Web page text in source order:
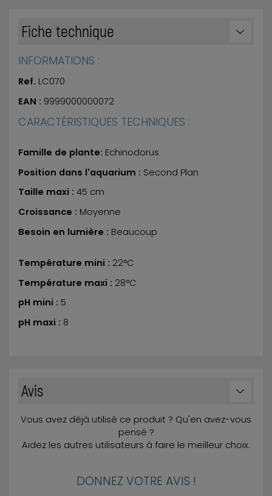
Fiche technique
INFORMATIONS :
Ref. LC070
EAN : 9999000000072
CARACTÉRISTIQUES TECHNIQUES :
Famille de plante: Echinodorus
Position dans l'aquarium : Second Plan
Taille maxi : 45 cm
Croissance : Moyenne
Besoin en lumière : Beaucoup
Température mini : 22°C
Température maxi : 28°C
pH mini : 5
pH maxi : 8
Avis
Vous avez déjà utilisé ce produit ? Qu'en avez-vous
pensé ?
Aidez les autres utilisateurs à faire le meilleur choix.
DONNEZ VOTRE AVIS !